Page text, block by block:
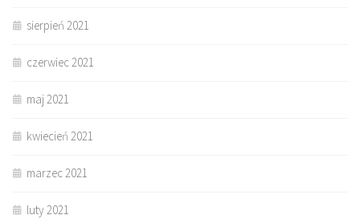
sierpień 2021
czerwiec 2021
maj 2021
kwiecień 2021
marzec 2021
luty 2021